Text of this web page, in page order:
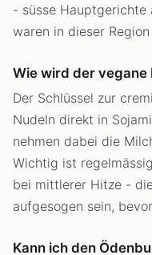
- süsse
waren in dieser
Wie wird der vegane
Der Schlüssel zur
Nudeln direkt in
nehmen dabei die
Wichtig ist
bei mittlerer Hitze -
aufgesogen sein,
Kann ich den